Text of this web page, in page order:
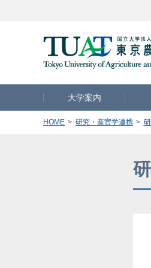
大学案内
HOME 研究・産官学連携